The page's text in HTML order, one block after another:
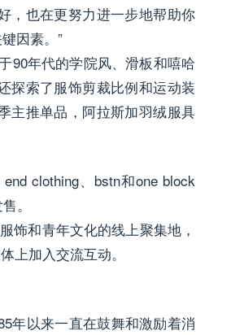
，也在更努力进一步地帮助你
因素。”
90年代的学院风、滑板和嘻哈
探索了服饰剪裁比例和运动装
主推单品，阿拉斯加羽绒服具
clothing、bstn和one block
。
饰和青年文化的线上聚集地，
上加入交流互动。
年以来一直在鼓舞和激励着消